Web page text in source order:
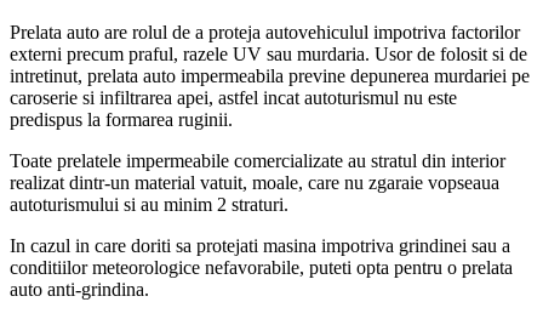
Prelata auto are rolul de a proteja autovehiculul impotriva factorilor
externi precum praful, razele UV sau murdaria. Usor de folosit si de
intretinut, prelata auto impermeabila previne depunerea murdariei pe
caroserie si infiltrarea apei, astfel incat autoturismul nu este
predispus la formarea ruginii.
Toate prelatele impermeabile comercializate au stratul din interior
realizat dintr-un material vatuit, moale, care nu zgaraie vopseaua
autoturismului si au minim 2 straturi.
In cazul in care doriti sa protejati masina impotriva grindinei sau a
conditiilor meteorologice nefavorabile, puteti opta pentru o prelata
auto anti-grindina.